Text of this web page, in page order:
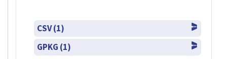
CSV (1)
GPKG (1)